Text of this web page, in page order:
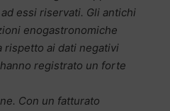
essi riservati. Gli antichi
enogastronomiche
rispetto ai dati negativi
hanno registrato un forte
Con un fatturato